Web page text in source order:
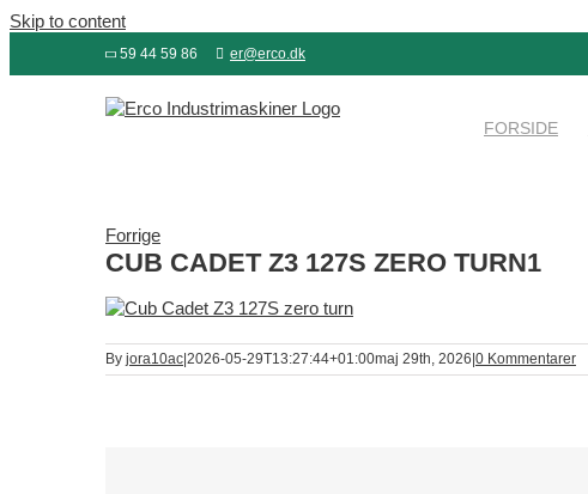
Skip to content
59 44 59 86 er@erco.dk
FORSIDE
Forrige
CUB CADET Z3 127S ZERO TURN1
By jora10ac 2026-05-29T13:27:44+01:00maj 29th, 2026 0 Kommentarer